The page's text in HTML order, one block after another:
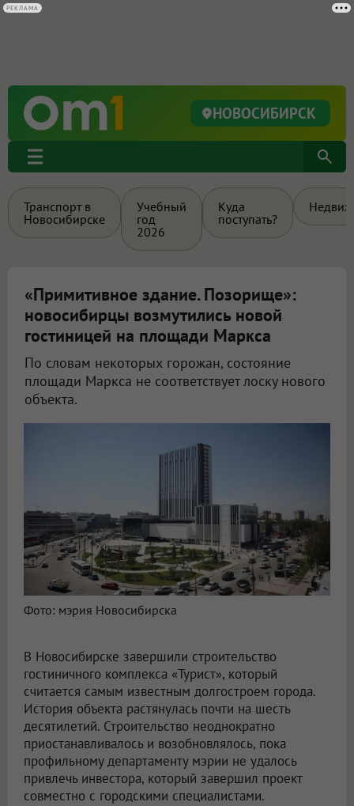
НОВОСИБИРСК
Транспорт в
Новосибирске
Учебный
год
2026
Куда
поступать?
«Примитивное здание. Позорище»:
новосибирцы возмутились новой
гостиницей на площади Маркса
По словам некоторых горожан, состояние
площади Маркса не соответствует лоску нового
объекта.
Фото: мэрия Новосибирска
В Новосибирске завершили строительство
гостиничного комплекса «Турист», который
считается самым известным долгостроем города.
История объекта растянулась почти на шесть
десятилетий. Строительство неоднократно
приостанавливалось и возобновлялось, пока
профильному департаменту мэрии не удалось
привлечь инвестора, который завершил проект
совместно с городскими специалистами.
РЕКЛАМА